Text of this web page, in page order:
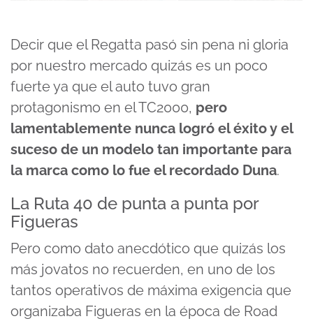
Decir que el Regatta pasó sin pena ni gloria
por nuestro mercado quizás es un poco
fuerte ya que el auto tuvo gran
protagonismo en el TC2000, pero
lamentablemente nunca logró el éxito y el
suceso de un modelo tan importante para
la marca como lo fue el recordado Duna.
La Ruta 40 de punta a punta por
Figueras
Pero como dato anecdótico que quizás los
más jovatos no recuerden, en uno de los
tantos operativos de máxima exigencia que
organizaba Figueras en la época de Road